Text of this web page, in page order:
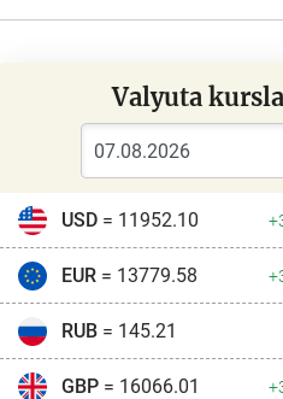
Valyuta
USD= 11952.10
EUR= 13779.58
RUB= 145.21
GBP= 16066.01